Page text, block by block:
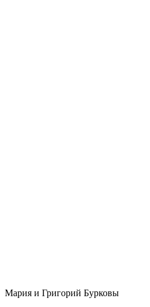
Мария и Григорий Бурковы